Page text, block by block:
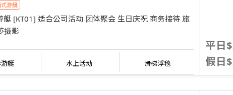
游艇
艇 [KT01] 适合公司活动 团体聚会 生日庆祝 商务接待 旅
摄影
艇 水上活动 滑梯浮毯
平日
假日